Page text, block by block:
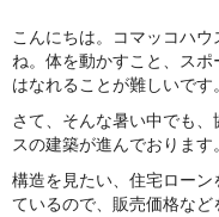
こんにちは。コマッコハ
ね。体を動かすこと、ス
はなれることが難しいです
さて、そんな暑い中でも
スの建築が進んでおります
構造を見たい、住宅ロー
ているので、販売価格な